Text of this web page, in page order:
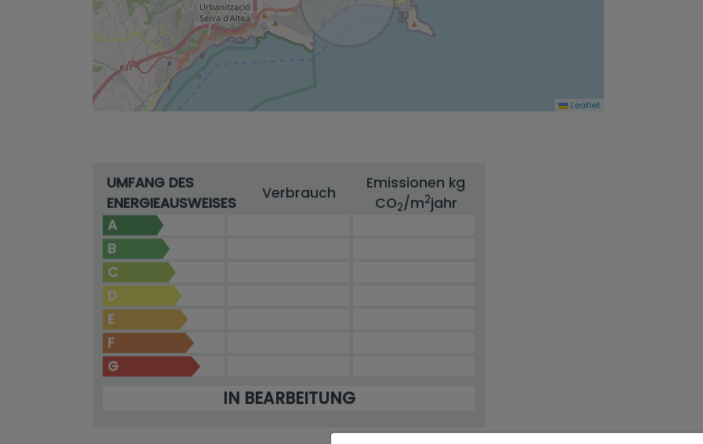
Leaflet
UMFANG DES
ENERGIEAUSWEISES
Verbrauch
Emissionen kg
CO2/m2jahr
A
B
C
D
E
F
G
IN BEARBEITUNG